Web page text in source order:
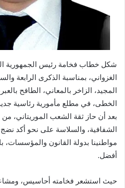
شكل خطاب فخامة رئيس الجمهورية
الغزواني، بمناسبة الذكرى الرابعة
المجيد، الزاخر بالمعاني، الطافح
الخطى، في مطلع مأمورية رئاسية
بعد أن حاز ثقة الشعب الموريتاني، من
الشفافية، والسلاسة على نحو أكد نضج
مواطنينا بدولة القانون والمؤسسات،
أفضل.
حيث استشعر فخامته أحاسيس، ومشاعر